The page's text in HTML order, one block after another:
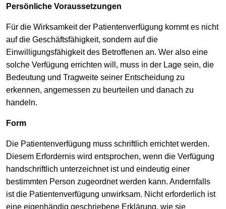
Persönliche Voraussetzungen
Für die Wirksamkeit der Patientenverfügung kommt es nicht
auf die Geschäftsfähigkeit, sondern auf die
Einwilligungsfähigkeit des Betroffenen an. Wer also eine
solche Verfügung errichten will, muss in der Lage sein, die
Bedeutung und Tragweite seiner Entscheidung zu
erkennen, angemessen zu beurteilen und danach zu
handeln.
Form
Die Patientenverfügung muss schriftlich errichtet werden.
Diesem Erfordernis wird entsprochen, wenn die Verfügung
handschriftlich unterzeichnet ist und eindeutig einer
bestimmten Person zugeordnet werden kann. Andernfalls
ist die Patientenverfügung unwirksam. Nicht erforderlich ist
eine eigenhändig geschriebene Erklärung, wie sie